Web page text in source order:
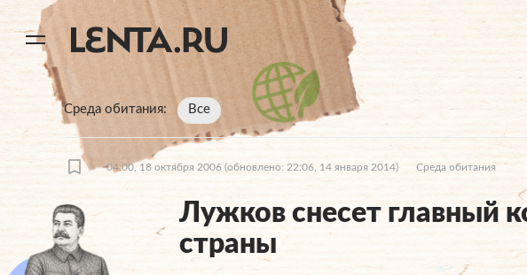
Среда обитания Все
04:00, 18 октября 2006 (обновлено: 22:06, 14 января 2014) Среда обитания
Лужков снесет главный
страны